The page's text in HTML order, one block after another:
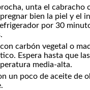
unta el cabracho
bien la piel y el
por 30
carbón vegetal o
Espera hasta que
media-alta.
un poco de aceite de